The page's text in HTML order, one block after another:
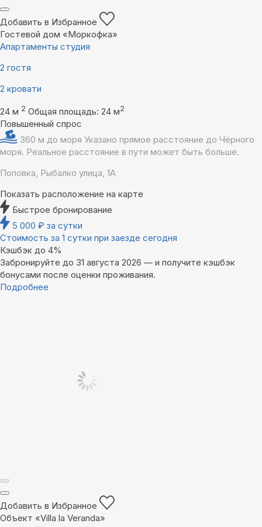
Добавить в Избранное
Гостевой дом «Моркофка»
Апартаменты студия
2 гостя
2 кровати
24 м 2 Общая площадь: 24 м2
Повышенный спрос
360 м до моря Указано прямое расстояние до Чёрного
моря. Реальное расстояние в пути может быть больше.
Поповка, Рыбалко улица, 1А
Показать расположение на карте
Быстрое бронирование
5 000 ₽ за сутки
Стоимость за 1 сутки при заезде сегодня
Кэшбэк до 4%
Забронируйте до 31 августа 2026 — и получите кэшбэк
бонусами после оценки проживания.
Подробнее
Добавить в Избранное
Объект «Villa la Veranda»